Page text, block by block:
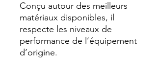
Conçu autour des meilleurs
matériaux disponibles, il
respecte les niveaux de
performance de l’équipement
d’origine.